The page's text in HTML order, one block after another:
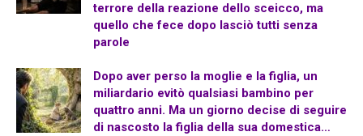
terrore della reazione dello sceicco, ma
quello che fece dopo lasciò tutti senza
parole
Dopo aver perso la moglie e la figlia, un
miliardario evitò qualsiasi bambino per
quattro anni. Ma un giorno decise di seguire
di nascosto la figlia della sua domestica…